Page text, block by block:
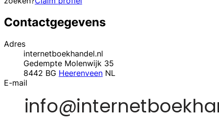
Contactgegevens
Adres
internetboekhandel.nl
Gedempte Molenwijk 35
8442 BG Heerenveen NL
E-mail